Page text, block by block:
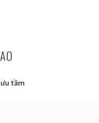
tầm